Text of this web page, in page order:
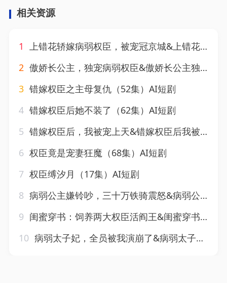
相关资源
1 上错花轿嫁病弱权臣，被宠冠京城&上错花轿嫁病弱权臣被宠冠京城（66集）AI短剧
2 傲娇长公主，独宠病弱权臣&傲娇长公主独宠病弱权臣（50集）AI短剧
3 错嫁权臣之主母复仇（52集）AI短剧
4 错嫁权臣后她不装了（62集）AI短剧
5 错嫁权臣后，我被宠上天&错嫁权臣后我被宠上天（71集）AI短剧
6 权臣竟是宠妻狂魔（68集）AI短剧
7 权臣缚汐月（17集）AI短剧
8 病弱公主嫌铃吵，三十万铁骑震怒&病弱公主嫌铃吵三十万铁骑震怒（64集）AI短剧
9 闺蜜穿书：饲养两大权臣活阎王&闺蜜穿书饲养两大权臣活阎王（47集）AI短剧
10 病弱太子妃，全员被我演崩了&病弱太子妃全员被我演崩了（41集）AI短剧